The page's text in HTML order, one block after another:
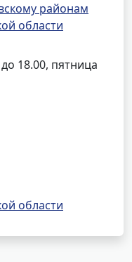
районам
области
18.00, пятница
области